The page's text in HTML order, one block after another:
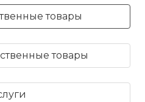
товары
товары